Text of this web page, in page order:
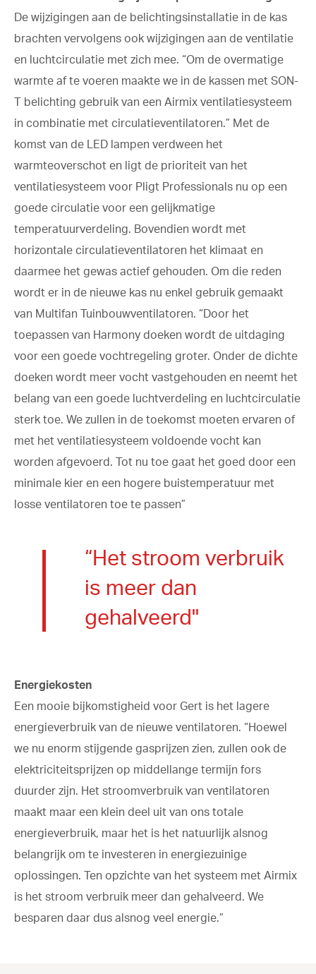
De wijzigingen aan de belichtingsinstallatie in de kas
brachten vervolgens ook wijzigingen aan de ventilatie
en luchtcirculatie met zich mee. “Om de overmatige
warmte af te voeren maakte we in de kassen met SON-
T belichting gebruik van een Airmix ventilatiesysteem
in combinatie met circulatieventilatoren.” Met de
komst van de LED lampen verdween het
warmteoverschot en ligt de prioriteit van het
ventilatiesysteem voor Pligt Professionals nu op een
goede circulatie voor een gelijkmatige
temperatuurverdeling. Bovendien wordt met
horizontale circulatieventilatoren het klimaat en
daarmee het gewas actief gehouden. Om die reden
wordt er in de nieuwe kas nu enkel gebruik gemaakt
van Multifan Tuinbouwventilatoren. “Door het
toepassen van Harmony doeken wordt de uitdaging
voor een goede vochtregeling groter. Onder de dichte
doeken wordt meer vocht vastgehouden en neemt het
belang van een goede luchtverdeling en luchtcirculatie
sterk toe. We zullen in de toekomst moeten ervaren of
met het ventilatiesysteem voldoende vocht kan
worden afgevoerd. Tot nu toe gaat het goed door een
minimale kier en een hogere buistemperatuur met
losse ventilatoren toe te passen”
“Het stroom verbruik
is meer dan
gehalveerd"
Energiekosten
Een mooie bijkomstigheid voor Gert is het lagere
energieverbruik van de nieuwe ventilatoren. “Hoewel
we nu enorm stijgende gasprijzen zien, zullen ook de
elektriciteitsprijzen op middellange termijn fors
duurder zijn. Het stroomverbruik van ventilatoren
maakt maar een klein deel uit van ons totale
energieverbruik, maar het is het natuurlijk alsnog
belangrijk om te investeren in energiezuinige
oplossingen. Ten opzichte van het systeem met Airmix
is het stroom verbruik meer dan gehalveerd. We
besparen daar dus alsnog veel energie.”